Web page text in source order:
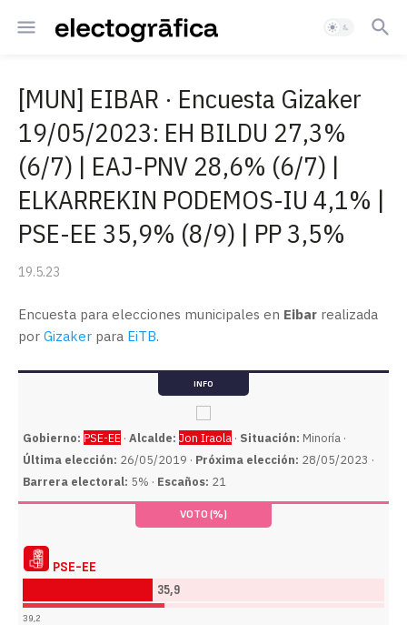
[MUN] EIBAR · Encuesta Gizaker
19/05/2023: EH BILDU 27,3%
(6/7) | EAJ-PNV 28,6% (6/7) |
ELKARREKIN PODEMOS-IU 4,1% |
PSE-EE 35,9% (8/9) | PP 3,5%
19.5.23
Encuesta para elecciones municipales en Eibar realizada
por Gizaker para EiTB.
INFO
Gobierno: PSE-EE · Alcalde: Jon Iraola · Situación: Minoría ·
Última elección: 26/05/2019 · Próxima elección: 28/05/2023 ·
Barrera electoral: 5% · Escaños: 21
VOTO (%)
PSE-EE
35,9
39,2